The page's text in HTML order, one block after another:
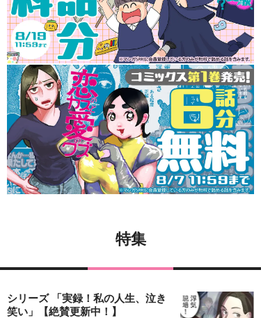
特集
シリーズ 「実録！私の人生、泣き
笑い」【絶賛更新中！】